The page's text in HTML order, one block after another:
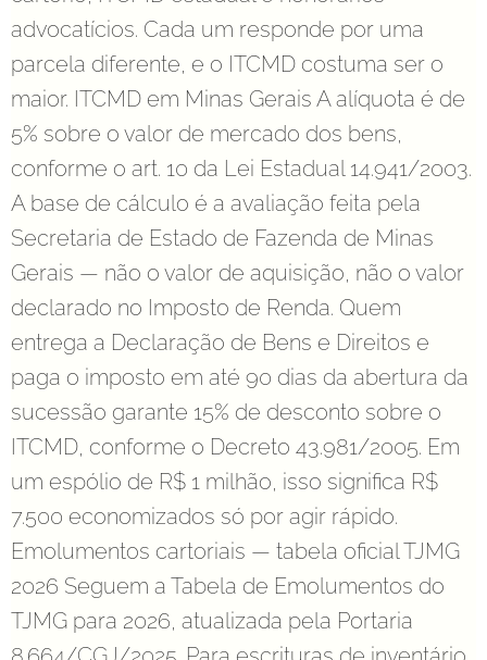
advocatícios. Cada um responde por uma
parcela diferente, e o ITCMD costuma ser o
maior. ITCMD em Minas Gerais A alíquota é de
5% sobre o valor de mercado dos bens,
conforme o art. 10 da Lei Estadual 14.941/2003.
A base de cálculo é a avaliação feita pela
Secretaria de Estado de Fazenda de Minas
Gerais — não o valor de aquisição, não o valor
declarado no Imposto de Renda. Quem
entrega a Declaração de Bens e Direitos e
paga o imposto em até 90 dias da abertura da
sucessão garante 15% de desconto sobre o
ITCMD, conforme o Decreto 43.981/2005. Em
um espólio de R$ 1 milhão, isso significa R$
7.500 economizados só por agir rápido.
Emolumentos cartoriais — tabela oficial TJMG
2026 Seguem a Tabela de Emolumentos do
TJMG para 2026, atualizada pela Portaria